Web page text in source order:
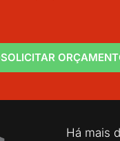
SOLICITAR
Há mais